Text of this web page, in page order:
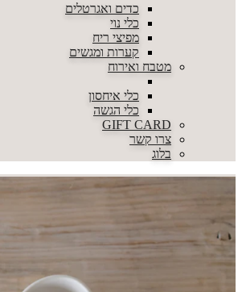
כדים ואגרטלים
כלי נוי
מפיצי ריח
קערות ומגשים
מטבח ואירוח
כלי איחסון
כלי הגשה
GIFT CARD
צרו קשר
בלוג